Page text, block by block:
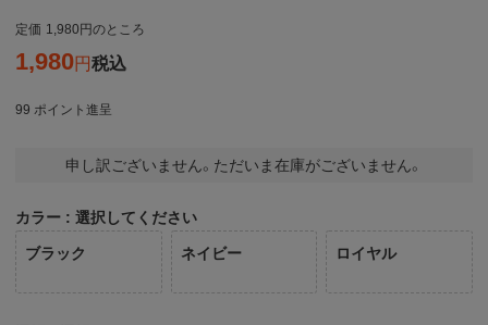
定価 1,980 のところ
1,980 税込
99 ポイント進呈
申し訳ございません。ただいま在庫がございません。
カラー 選択してください
ブラック ネイビー ロイヤル